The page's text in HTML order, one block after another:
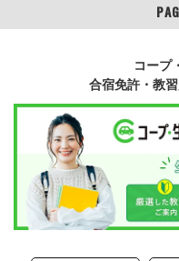
コープ
合宿免許・教